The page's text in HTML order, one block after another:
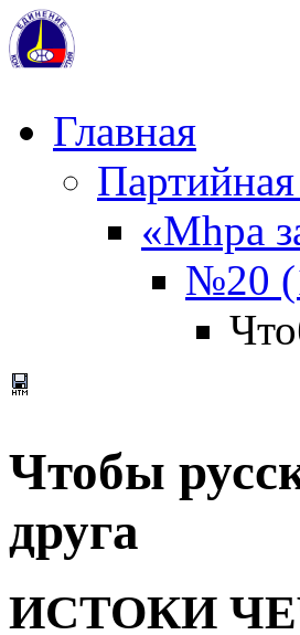
Главная
Партийная
«Мhра
№20
Чтобы
друга
ИСТОКИ